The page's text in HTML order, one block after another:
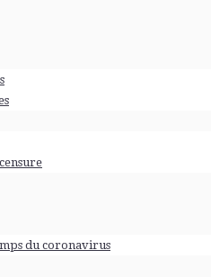
du coronavirus